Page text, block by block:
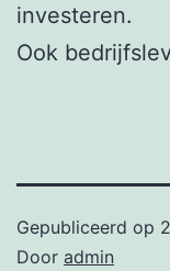
investeren.
Ook
Gepubliceerd op
Door admin